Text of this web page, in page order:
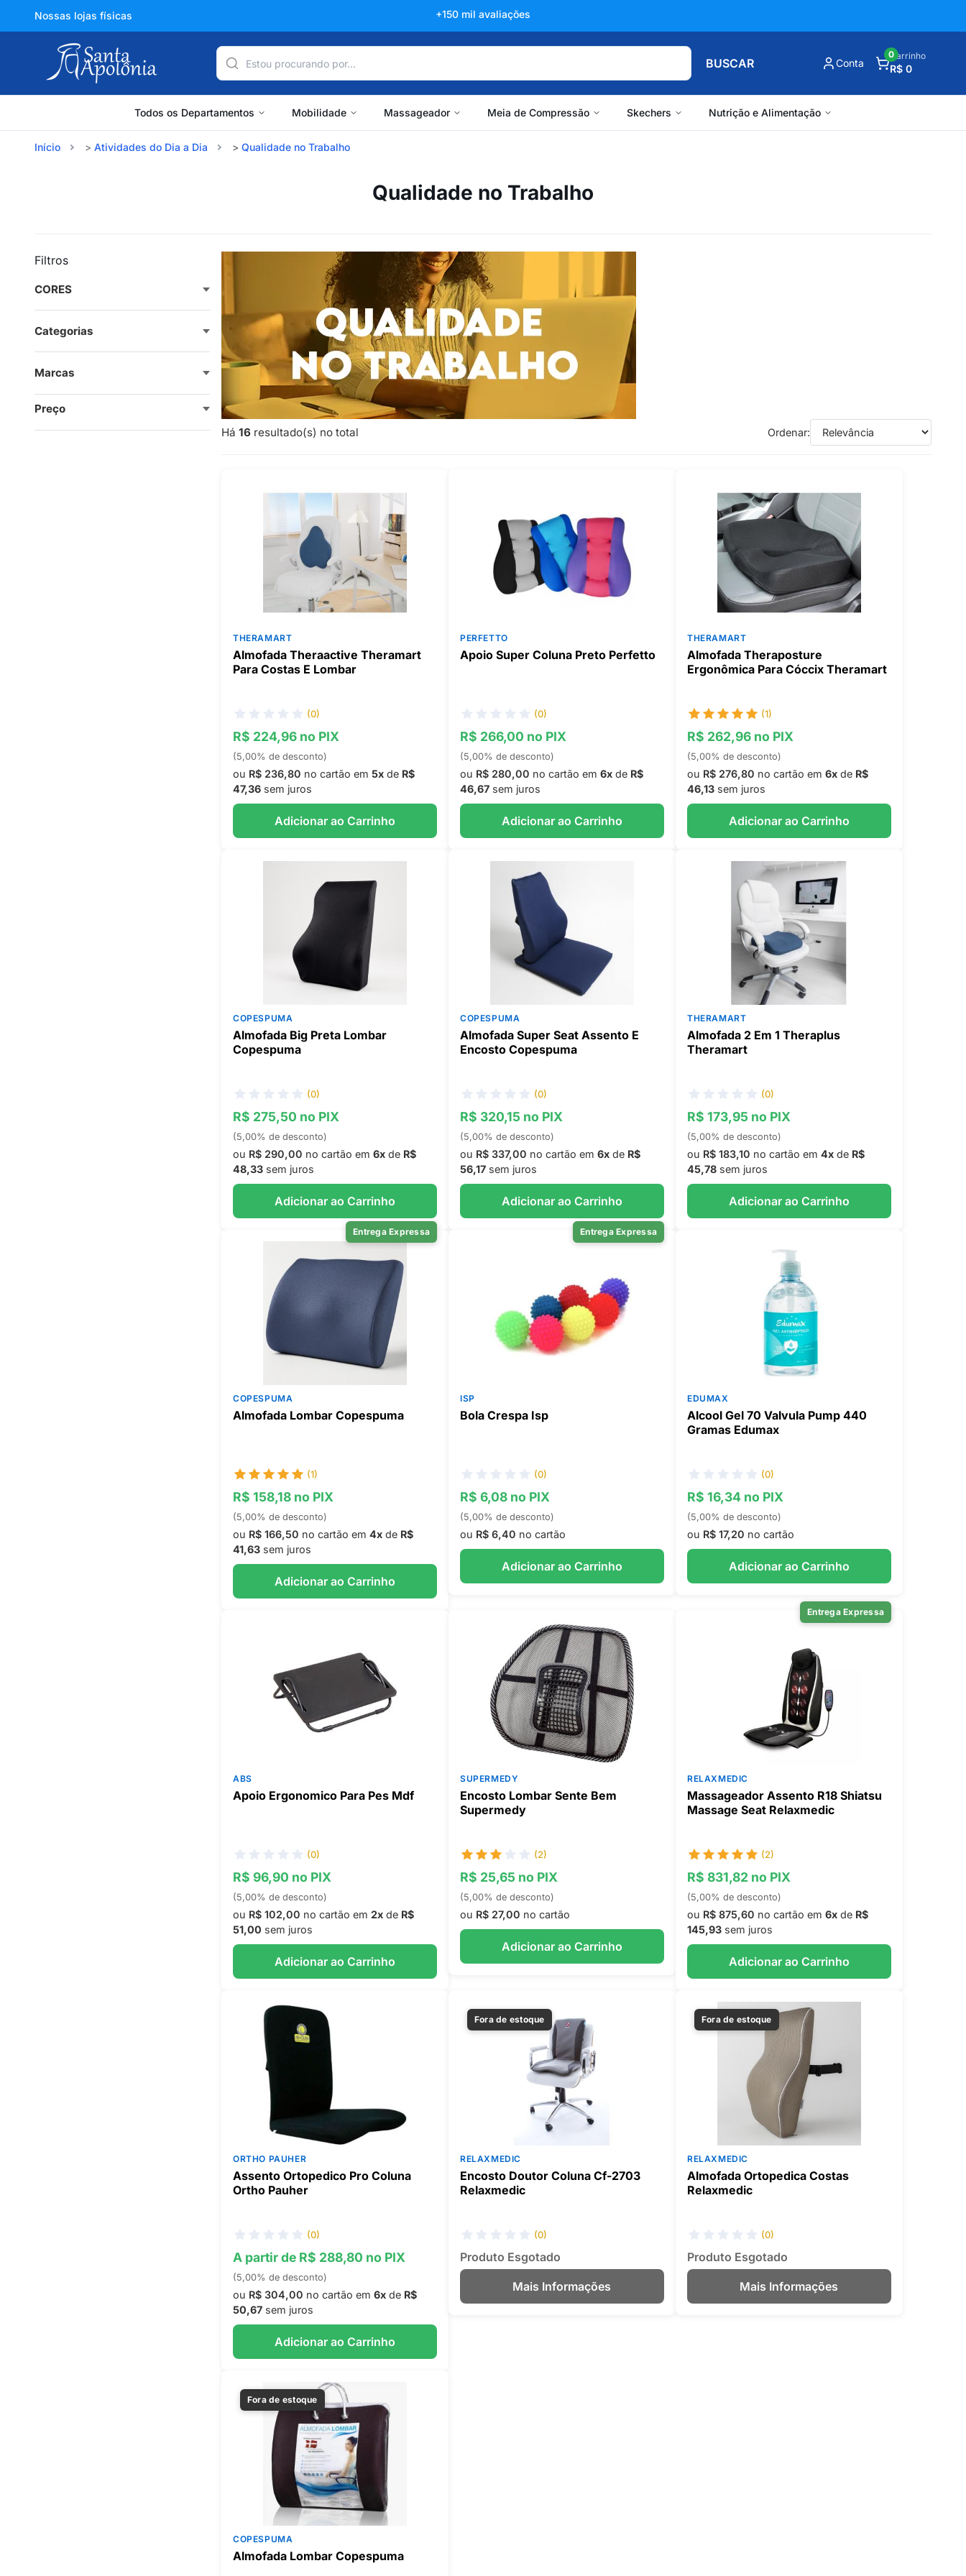
Nossas lojas físicas +150 mil avaliações
BUSCAR Conta
Carrinho
R$ 0
0
Todos os Departamentos Mobilidade Massageador Meia de Compressão Skechers Nutrição e Alimentação
Início Atividades do Dia a Dia Qualidade no Trabalho
Qualidade no Trabalho
Filtros
Preço
CORES
Categorias
Marcas
Há 16resultado(s) no total Ordenar:
THERAMART
Almofada Theraactive Theramart
Para Costas E Lombar
(0)
R$ 224,96 no PIX
(5,00% de desconto)
ou R$ 236,80 no cartão em 5xde R$
47,36sem juros
Adicionar ao Carrinho
PERFETTO
Apoio Super Coluna Preto Perfetto
(0)
R$ 266,00 no PIX
(5,00% de desconto)
ou R$ 280,00 no cartão em 6xde R$
46,67sem juros
Adicionar ao Carrinho
THERAMART
Almofada Theraposture
Ergonômica Para Cóccix Theramart
(1)
R$ 262,96 no PIX
(5,00% de desconto)
ou R$ 276,80 no cartão em 6xde R$
46,13sem juros
Adicionar ao Carrinho
COPESPUMA
Almofada Big Preta Lombar
Copespuma
(0)
R$ 275,50 no PIX
(5,00% de desconto)
ou R$ 290,00 no cartão em 6xde R$
48,33sem juros
Adicionar ao Carrinho
COPESPUMA
Almofada Super Seat Assento E
Encosto Copespuma
(0)
R$ 320,15 no PIX
(5,00% de desconto)
ou R$ 337,00 no cartão em 6xde R$
56,17sem juros
Adicionar ao Carrinho
THERAMART
Almofada 2 Em 1 Theraplus
Theramart
(0)
R$ 173,95 no PIX
(5,00% de desconto)
ou R$ 183,10 no cartão em 4xde R$
45,78sem juros
Adicionar ao Carrinho
Entrega Expressa
COPESPUMA
Almofada Lombar Copespuma
(1)
R$ 158,18 no PIX
(5,00% de desconto)
ou R$ 166,50 no cartão em 4xde R$
41,63sem juros
Adicionar ao Carrinho
Entrega Expressa
ISP
Bola Crespa Isp
(0)
R$ 6,08 no PIX
(5,00% de desconto)
ou R$ 6,40 no cartão
Adicionar ao Carrinho
EDUMAX
Alcool Gel 70 Valvula Pump 440
Gramas Edumax
(0)
R$ 16,34 no PIX
(5,00% de desconto)
ou R$ 17,20 no cartão
Adicionar ao Carrinho
ABS
Apoio Ergonomico Para Pes Mdf
(0)
R$ 96,90 no PIX
(5,00% de desconto)
ou R$ 102,00 no cartão em 2xde R$
51,00 sem juros
Adicionar ao Carrinho
SUPERMEDY
Encosto Lombar Sente Bem
Supermedy
(2)
R$ 25,65 no PIX
(5,00% de desconto)
ou R$ 27,00 no cartão
Adicionar ao Carrinho
Entrega Expressa
RELAXMEDIC
Massageador Assento R18 Shiatsu
Massage Seat Relaxmedic
(2)
R$ 831,82 no PIX
(5,00% de desconto)
ou R$ 875,60 no cartão em 6xde R$
145,93sem juros
Adicionar ao Carrinho
ORTHO PAUHER
Assento Ortopedico Pro Coluna
Ortho Pauher
(0)
A partir de R$ 288,80 no PIX
(5,00% de desconto)
ou R$ 304,00 no cartão em 6xde R$
50,67sem juros
Adicionar ao Carrinho
Fora de estoque
RELAXMEDIC
Encosto Doutor Coluna Cf-2703
Relaxmedic
(0)
Produto Esgotado
Mais Informações
Fora de estoque
RELAXMEDIC
Almofada Ortopedica Costas
Relaxmedic
(0)
Produto Esgotado
Mais Informações
Fora de estoque
COPESPUMA
Almofada Lombar Copespuma